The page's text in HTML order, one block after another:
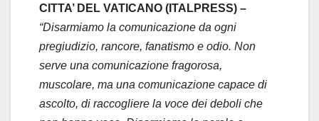
CITTA’ DEL VATICANO (ITALPRESS) –
“Disarmiamo la comunicazione da ogni
pregiudizio, rancore, fanatismo e odio. Non
serve una comunicazione fragorosa,
muscolare, ma una comunicazione capace di
ascolto, di raccogliere la voce dei deboli che